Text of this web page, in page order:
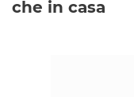
che in casa